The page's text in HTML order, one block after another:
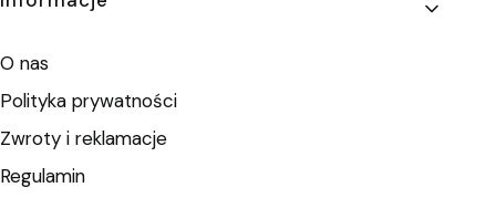
O nas
Polityka prywatności
Zwroty i reklamacje
Regulamin